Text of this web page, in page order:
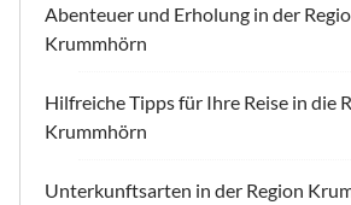
Abenteuer und Erholung in der
Krummhörn
Hilfreiche Tipps für Ihre Reise in die
Krummhörn
Unterkunftsarten in der Region